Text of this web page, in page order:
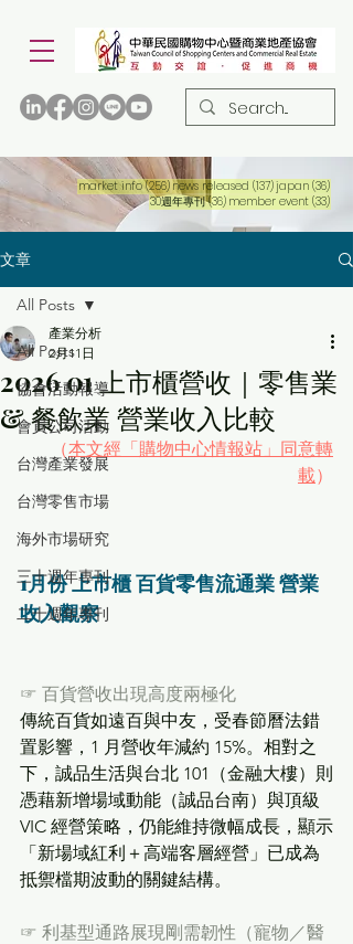
market info (256)256 篇文章
news released (137)137 篇文章
japan (36)36 篇
30週年專刊 (36)36 篇文章
member event (33)33 篇
文章
All Posts
協會活動報導
會員公司活動
台灣產業發展
台灣零售市場
海外市場研究
三十週年專刊
二十週年專刊
All Posts
2026 01 上市櫃營收｜零售業
& 餐飲業 營業收入比較
產業分析
2月11日
（本文經「購物中心情報站」同意轉
載）
1月份 上市櫃 百貨零售流通業 營業
收入觀察
☞ 百貨營收出現高度兩極化
傳統百貨如遠百與中友，受春節曆法錯
置影響，1 月營收年減約 15%。相對之
下，誠品生活與台北 101（金融大樓）則
憑藉新增場域動能（誠品台南）與頂級
VIC 經營策略，仍能維持微幅成長，顯示
「新場域紅利＋高端客層經營」已成為
抵禦檔期波動的關鍵結構。
☞ 利基型通路展現剛需韌性（寵物／醫